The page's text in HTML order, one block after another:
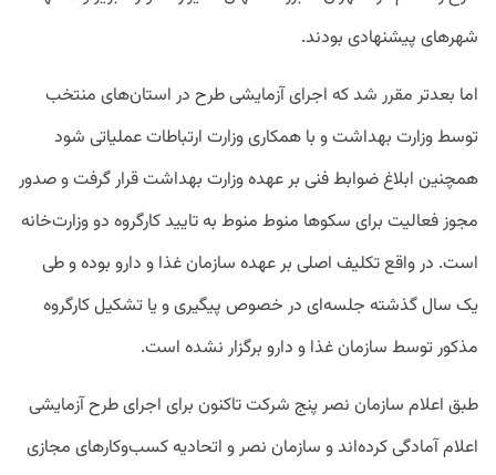
شهرهای پیشنهادی بودند.
اما بعدتر مقرر شد که اجرای آزمایشی طرح در استان‌های منتخب
توسط وزارت بهداشت و با همکارى وزارت ارتباطات عملیاتى شود
همچنین ابلاغ ضوابط فنى بر عهده وزارت بهداشت قرار گرفت و صدور
مجوز فعالیت براى سکوها منوط منوط به تایید کارگروه دو وزارت‌خانه
است. در واقع تکلیف اصلى بر عهده سازمان غذا و دارو بوده و طى
یک سال گذشته جلسه‌ای در خصوص پیگیری و یا تشکیل کارگروه
مذکور توسط سازمان غذا و دارو برگزار نشده است.
طبق اعلام سازمان نصر پنج شرکت تاکنون برای اجرای طرح آزمایشی
اعلام آمادگی کرده‌اند و سازمان نصر و اتحادیه کسب‌وکارهای مجازی